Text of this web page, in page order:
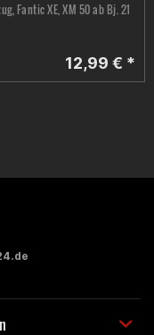
Fantic XE, XM 50 ab Bj. 21
12,99 € *